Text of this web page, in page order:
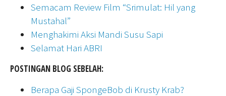
Semacam Review Film “Srimulat: Hil yang
Mustahal”
Menghakimi Aksi Mandi Susu Sapi
Selamat Hari ABRI
POSTINGAN BLOG SEBELAH:
Berapa Gaji SpongeBob di Krusty Krab?